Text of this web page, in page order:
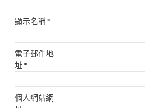
顯示名稱*
電子郵件地
址*
個人網站網